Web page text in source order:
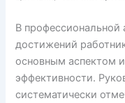
В
достижений
основным аспектом
эффективности.
систематически